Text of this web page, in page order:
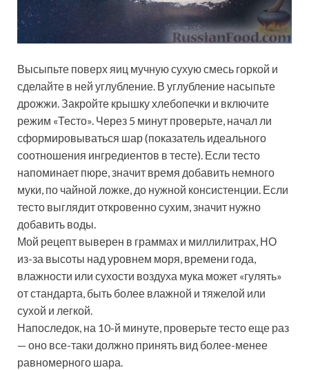
Высыпьте поверх яиц мучную сухую смесь горкой и
сделайте в ней углубление. В углубление насыпьте
дрожжи. Закройте крышку хлебопечки и включите
режим «Тесто». Через 5 минут проверьте, начал ли
сформировываться шар (показатель идеального
соотношения ингредиентов в тесте). Если тесто
напоминает пюре, значит время добавить немного
муки, по чайной ложке, до нужной консистенции. Если
тесто выглядит откровенно сухим, значит нужно
добавить воды.
Мой рецепт выверен в граммах и миллилитрах, НО
из-за высоты над уровнем моря, времени года,
влажности или сухости воздуха мука может «гулять»
от стандарта, быть более влажной и тяжелой или
сухой и легкой.
Напоследок, на 10-й минуте, проверьте тесто еще раз
— оно все-таки должно принять вид более-менее
равномерного шара.